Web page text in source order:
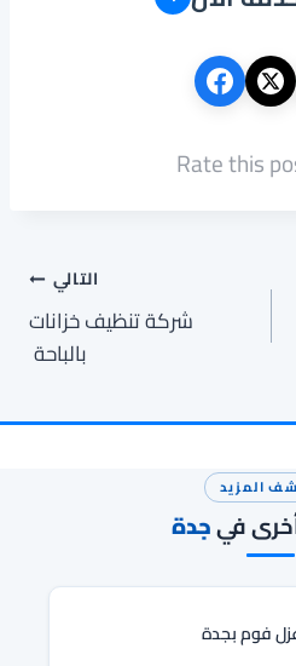
Rate this
التالي
شركة تنظيف خزانات
بالباحة
المزيد
فيجدة
فوم بجدة